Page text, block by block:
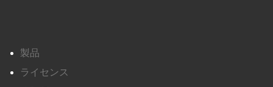
製品
ライセンス